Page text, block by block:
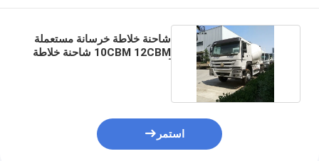
شاحنة خلاطة خرسانة مستعملة
10CBM 12CBM شاحنة خلاطة
استمر